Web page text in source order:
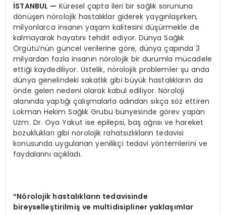
İSTANBUL — Küresel çapta ileri bir sağlık sorununa
dönüşen nörolojik hastalıklar giderek yaygınlaşırken,
milyonlarca insanın yaşam kalitesini düşürmekle de
kalmayarak hayatını tehdit ediyor. Dünya Sağlık
Örgütü’nün güncel verilerine göre, dünya çapında 3
milyardan fazla insanın nörolojik bir durumla mücadele
ettiği kaydediliyor. Üstelik, nörolojik problemler şu anda
dünya genelindeki sakatlık gibi büyük hastalıkların da
önde gelen nedeni olarak kabul ediliyor. Nöroloji
alanında yaptığı çalışmalarla adından sıkça söz ettiren
Lokman Hekim Sağlık Grubu bünyesinde görev yapan
Uzm. Dr. Oya Yakut ise epilepsi, baş ağrısı ve hareket
bozuklukları gibi nörolojik rahatsızlıkların tedavisi
konusunda uygulanan yenilikçi tedavi yöntemlerini ve
faydalarını açıkladı.
“Nörolojik hastalıkların tedavisinde
bireyselleştirilmiş ve multidisipliner yaklaşımlar